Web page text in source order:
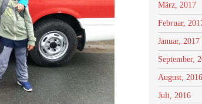
März, 2017
Februar,
Januar, 2017
September,
August, 2016
Juli, 2016